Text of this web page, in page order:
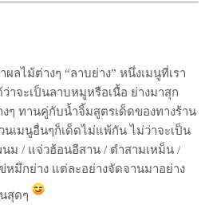
ลไม้ต่างๆ “ลาบย่าง” หนึ่งเมนูที่เรา
าจะเป็นลาบหมูหรือเนื้อ ย่างมาสุก
งๆ ทานคู่กับน้ำจิ้มสูตรเด็ดของทางร้าน
เมนูอื่นๆก็เด็ดไม่แพ้กัน ไม่ว่าจะเป็น
ม / แจ่วฮ้อนอีสาน / ตำสามเหม็น /
หมึกย่าง แต่ละอย่างจัดจานมาอย่าง
สุดๆ